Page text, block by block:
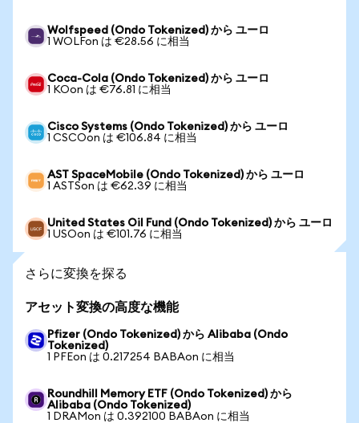
Wolfspeed (Ondo Tokenized) から ユーロ
1 WOLFon は €28.56 に相当
Coca-Cola (Ondo Tokenized) から ユーロ
1 KOon は €76.81 に相当
Cisco Systems (Ondo Tokenized) から ユーロ
1 CSCOon は €106.84 に相当
AST SpaceMobile (Ondo Tokenized) から ユーロ
1 ASTSon は €62.39 に相当
United States Oil Fund (Ondo Tokenized) から ユーロ
1 USOon は €101.76 に相当
さらに変換を探る
アセット変換の高度な機能
Pfizer (Ondo Tokenized) から Alibaba (Ondo
Tokenized)
1 PFEon は 0.217254 BABAon に相当
Roundhill Memory ETF (Ondo Tokenized) から
Alibaba (Ondo Tokenized)
1 DRAMon は 0.392100 BABAon に相当